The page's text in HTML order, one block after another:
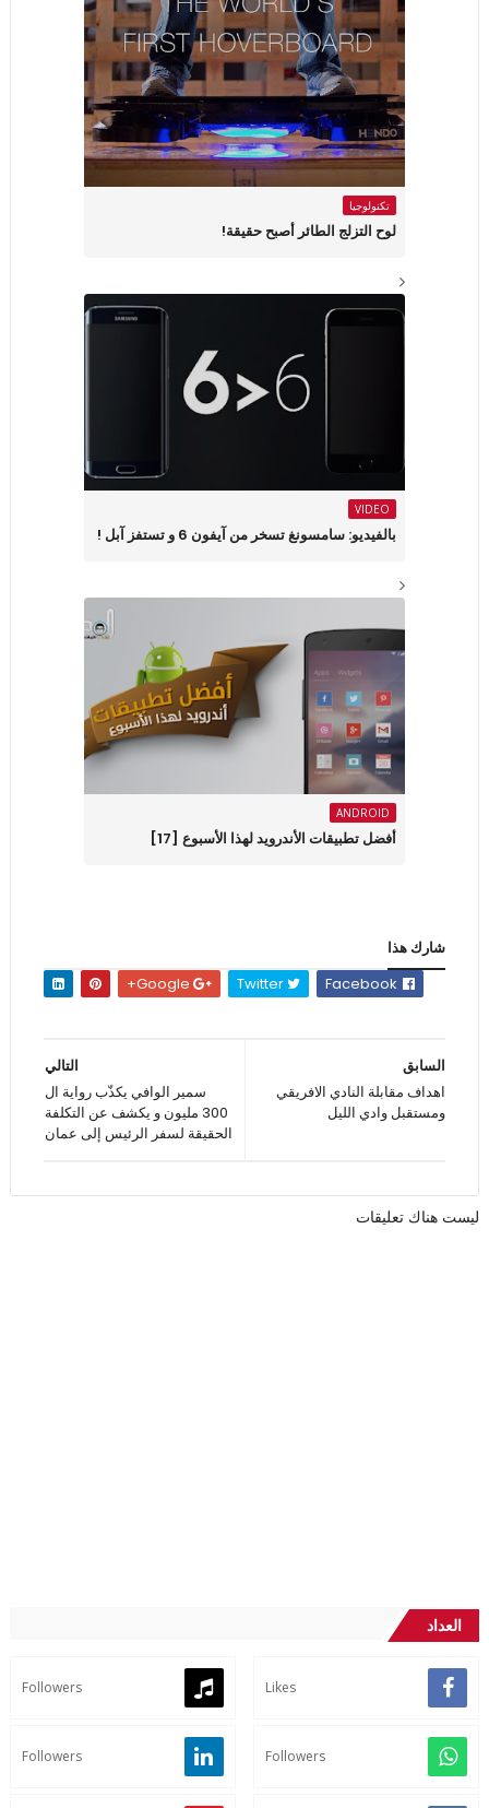
تكنولوجيا
لوح التزلج الطائر أصبح حقيقة!
VIDEO
بالفيديو: سامسونغ تسخر من آيفون 6 و تستفز آبل !
ANDROID
أفضل تطبيقات الأندرويد لهذا الأسبوع ‏[17]
شارك هذا
Twitter
التالي
سمير الوافي يكذّب رواية ال
300 مليون و يكشف عن التكلفة
الحقيقة لسفر الرئيس إلى عمان
السابق
اهداف مقابلة النادي الافريقي
ومستقبل وادي الليل
ليست هناك تعليقات
العداد
Likes
Followers
Followers
Followers